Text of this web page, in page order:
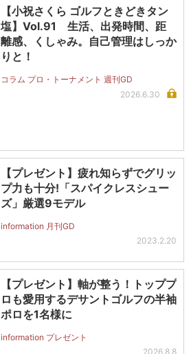
【小祝さくら ゴルフときどきタン
塩】Vol.91 生活、出発時間、距
離感、くしゃみ。自己管理はしっか
りと！
コラム プロ・トーナメント 週刊GD
2026.6.30
【プレゼント】疲れ知らずでグリッ
プ力も十分!「スパイクレスシュー
ズ」厳選9モデル
information 月刊GD
2023.2.20
【プレゼント】軸が整う！トッププ
ロも愛用するデサントゴルフの半袖
ポロを1名様に
information プレゼント
2026.8.8